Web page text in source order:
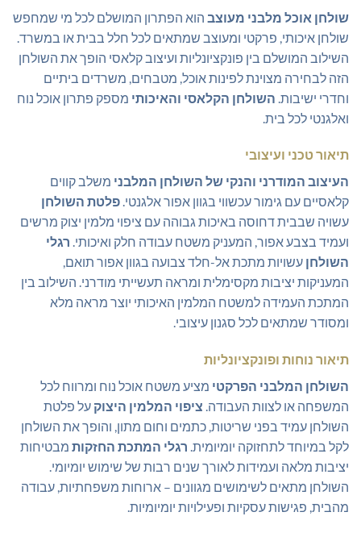
שולחן אוכל מלבני מעוצב הוא הפתרון המושלם לכל מי שמחפש
שולחן איכותי, פרקטי ומעוצב שמתאים לכל חלל בבית או במשרד.
השילוב המושלם בין פונקציונליות ועיצוב קלאסי הופך את השולחן
הזה לבחירה מצוינת לפינות אוכל, מטבחים, משרדים ביתיים
וחדרי ישיבות. השולחן הקלאסי והאיכותי מספק פתרון אוכל נוח
ואלגנטי לכל בית.
תיאור טכני ועיצובי
העיצוב המודרני והנקי של השולחן המלבני משלב קווים
קלאסיים עם גימור עכשווי בגוון אפור אלגנטי. פלטת השולחן
עשויה שבבית דחוסה באיכות גבוהה עם ציפוי מלמין יצוק מרשים
ועמיד בצבע אפור, המעניק משטח עבודה חלק ואיכותי. רגלי
השולחן עשויות מתכת אל-חלד צבועה בגוון אפור תואם,
המעניקות יציבות מקסימלית ומראה תעשייתי מודרני. השילוב בין
המתכת העמידה למשטח המלמין האיכותי יוצר מראה מלא
ומסודר שמתאים לכל סגנון עיצובי.
תיאור נוחות ופונקציונליות
השולחן המלבני הפרקטי מציע משטח אוכל נוח ומרווח לכל
המשפחה או לצוות העבודה. ציפוי המלמין היצוק על פלטת
השולחן עמיד בפני שריטות, כתמים וחום מתון, והופך את השולחן
לקל במיוחד לתחזוקה יומיומית. רגלי המתכת החזקות מבטיחות
יציבות מלאה ועמידות לאורך שנים רבות של שימוש יומיומי.
השולחן מתאים לשימושים מגוונים – ארוחות משפחתיות, עבודה
מהבית, פגישות עסקיות ופעילויות יומיומיות.